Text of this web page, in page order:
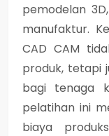
pemodelan
manufaktur.
CAD CAM
produk, tetapi
bagi tenaga
pelatihan ini
biaya